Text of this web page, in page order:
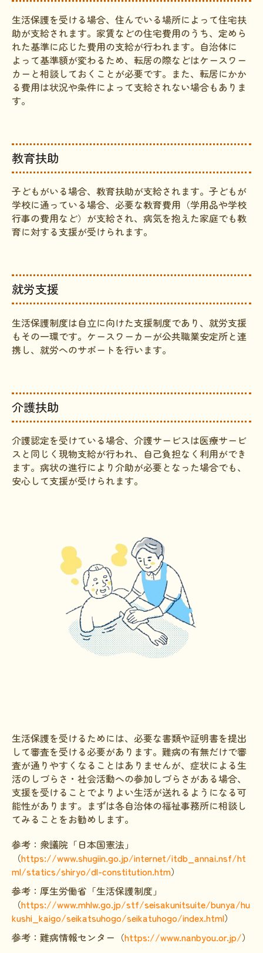
生活保護を受ける場合、住んでいる場所によって住宅扶
助が支給されます。家賃などの住宅費用のうち、定めら
れた基準に応じた費用の支給が行われます。自治体に
よって基準額が変わるため、転居の際などはケースワー
カーと相談しておくことが必要です。また、転居にかか
る費用は状況や条件によって支給されない場合もありま
す。
教育扶助
子どもがいる場合、教育扶助が支給されます。子どもが
学校に通っている場合、必要な教育費用（学用品や学校
行事の費用など）が支給され、病気を抱えた家庭でも教
育に対する支援が受けられます。
就労支援
生活保護制度は自立に向けた支援制度であり、就労支援
もその一環です。ケースワーカーが公共職業安定所と連
携し、就労へのサポートを行います。
介護扶助
介護認定を受けている場合、介護サービスは医療サービ
スと同じく現物支給が行われ、自己負担なく利用ができ
ます。病状の進行により介助が必要となった場合でも、
安心して支援が受けられます。
生活保護を受けるためには、必要な書類や証明書を提出
して審査を受ける必要があります。難病の有無だけで審
査が通りやすくなることはありませんが、症状による生
活のしづらさ・社会活動への参加しづらさがある場合、
支援を受けることでよりよい生活が送れるようになる可
能性があります。まずは各自治体の福祉事務所に相談し
てみることをお勧めします。
参考：衆議院「日本国憲法」
（https://www.shugiin.go.jp/internet/itdb_annai.nsf/ht
ml/statics/shiryo/dl-constitution.htm）
参考： 厚生労働省「生活保護制度」
（https://www.mhlw.go.jp/stf/seisakunitsuite/bunya/hu
kushi_kaigo/seikatsuhogo/seikatuhogo/index.html）
参考： 難病情報センター（https://www.nanbyou.or.jp/）